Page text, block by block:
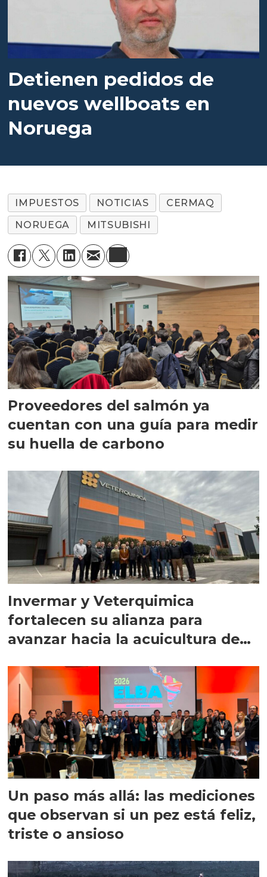
Detienen pedidos de
nuevos wellboats en
Noruega
IMPUESTOS NOTICIAS
CERMAQ
NORUEGA
MITSUBISHI
Proveedores del salmón ya
cuentan con una guía para medir
su huella de carbono
Invermar y Veterquimica
fortalecen su alianza para
avanzar hacia la acuicultura de
Un paso más allá: las mediciones
que observan si un pez está feliz,
triste o ansioso